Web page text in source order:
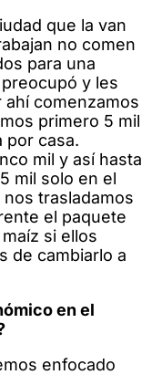
que la van
no comen
para una
y les
ahí comenzamos
primero 5 mil
por casa.
mil y así hasta
mil solo en el
trasladamos
el paquete
si ellos
de cambiarlo a
en el
enfocado